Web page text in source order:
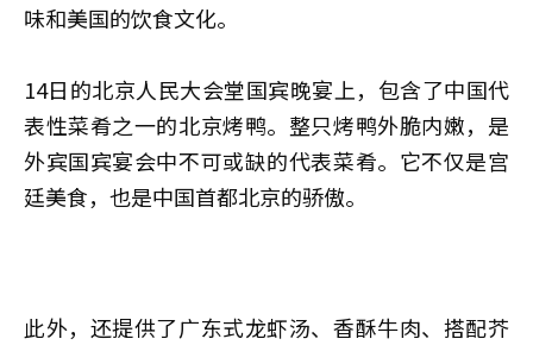
味和美国的饮食文化。
14日的北京人民大会堂国宾晚宴上，包含了中国代
表性菜肴之一的北京烤鸭。整只烤鸭外脆内嫩，是
外宾国宾宴会中不可或缺的代表菜肴。它不仅是宫
廷美食，也是中国首都北京的骄傲。
此外，还提供了广东式龙虾汤、香酥牛肉、搭配芥